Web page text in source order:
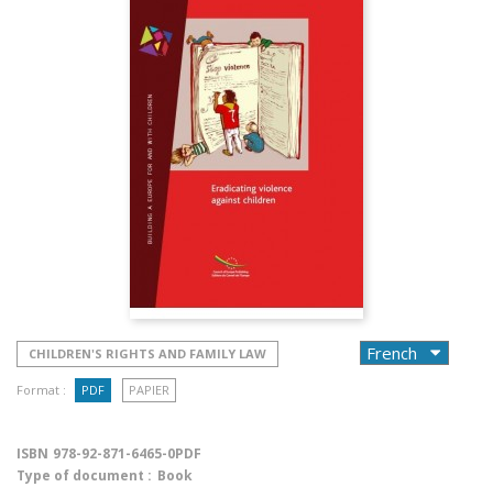
CHILDREN'S RIGHTS AND FAMILY LAW
Format : PDF PAPIER
ISBN 978-92-871-6465-0PDF
Type of document : Book